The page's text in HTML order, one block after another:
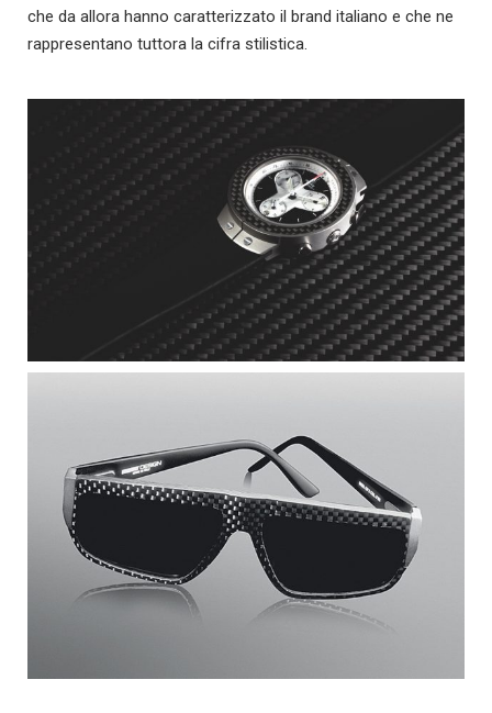
che da allora hanno caratterizzato il brand italiano e che ne
rappresentano tuttora la cifra stilistica.